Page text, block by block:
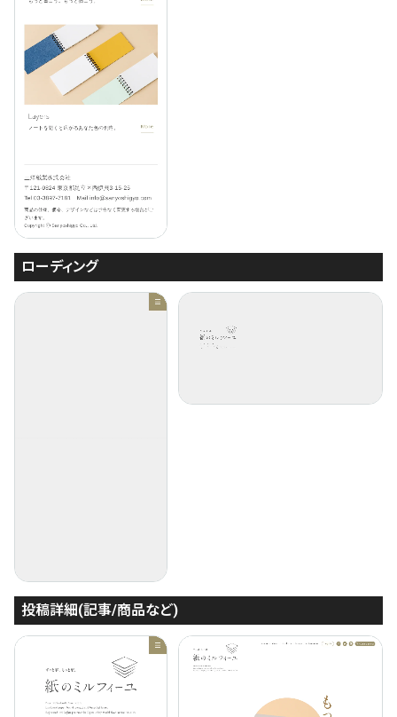
ローディング
投稿詳細(記事/商品など)